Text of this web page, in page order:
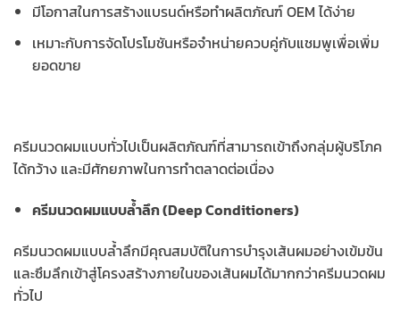
มีโอกาสในการสร้างแบรนด์หรือทำผลิตภัณฑ์ OEM ได้ง่าย
เหมาะกับการจัดโปรโมชันหรือจำหน่ายควบคู่กับแชมพูเพื่อเพิ่ม
ยอดขาย
ครีมนวดผมแบบทั่วไปเป็นผลิตภัณฑ์ที่สามารถเข้าถึงกลุ่มผู้บริโภค
ได้กว้าง และมีศักยภาพในการทำตลาดต่อเนื่อง
ครีมนวดผมแบบล้ำลึก (Deep Conditioners)
ครีมนวดผมแบบล้ำลึกมีคุณสมบัติในการบำรุงเส้นผมอย่างเข้มข้น
และซึมลึกเข้าสู่โครงสร้างภายในของเส้นผมได้มากกว่าครีมนวดผม
ทั่วไป